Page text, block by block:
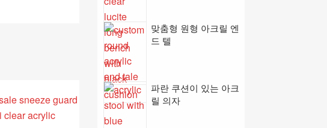
맞춤형 원형 아크릴 엔
드 텔
파란 쿠션이 있는 아크
릴 의자